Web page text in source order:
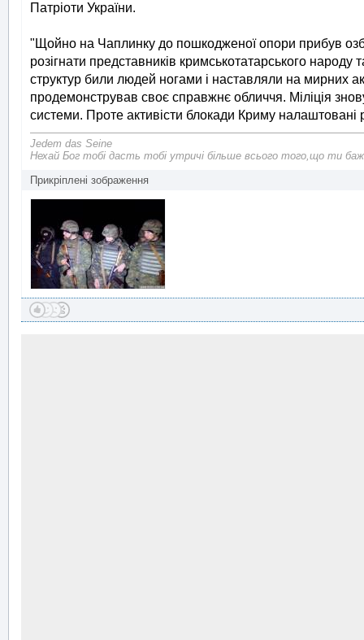
Патріоти України.
"Щойно на Чаплинку до пошкодженої опори прибув
розігнати представників кримськотатарського
структур били людей ногами і наставляли на мирних
продемонстрував своє справжнє обличчя. Міліція
системи. Проте активісти блокади Криму налаштовані
Jedem das Seine
Нехай Бог тобі дасть тобі утричі більше всього того,що ти
Прикріплені зображення